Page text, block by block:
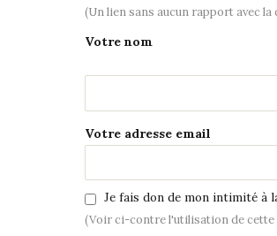
(Un lien sans aucun rapport avec
Votre nom
Votre adresse email
Je fais don de mon intimité à
(Voir ci-contre l'utilisation de cette